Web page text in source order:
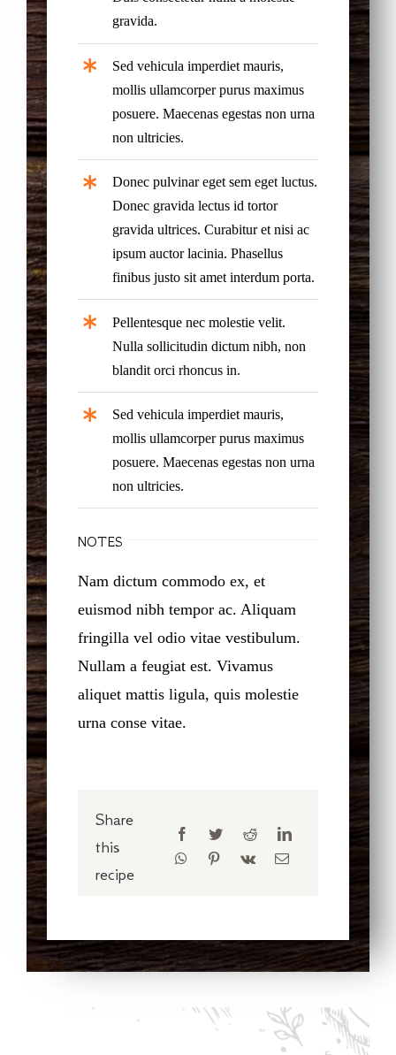
gravida.
Sed vehicula imperdiet mauris,
mollis ullamcorper purus maximus
posuere. Maecenas egestas non urna
non ultricies.
Donec pulvinar eget sem eget luctus.
Donec gravida lectus id tortor
gravida ultrices. Curabitur et nisi ac
ipsum auctor lacinia. Phasellus
finibus justo sit amet interdum porta.
Pellentesque nec molestie velit.
Nulla sollicitudin dictum nibh, non
blandit orci rhoncus in.
Sed vehicula imperdiet mauris,
mollis ullamcorper purus maximus
posuere. Maecenas egestas non urna
non ultricies.
NOTES
Nam dictum commodo ex, et
euismod nibh tempor ac. Aliquam
fringilla vel odio vitae vestibulum.
Nullam a feugiat est. Vivamus
aliquet mattis ligula, quis molestie
urna conse vitae.
Share
this
recipe